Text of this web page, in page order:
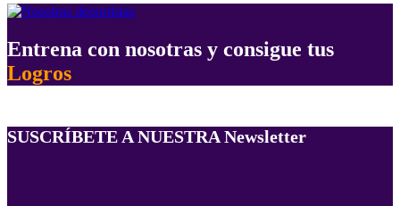
Entrena con nosotras y consigue tus
Logros
SUSCRÍBETE A NUESTRA Newsletter